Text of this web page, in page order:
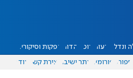
ונדל"ן דעות אוכל יהדות הפקות וסיקורים
ספורט פורומים אתר ישיבה יצירת קשר עוד